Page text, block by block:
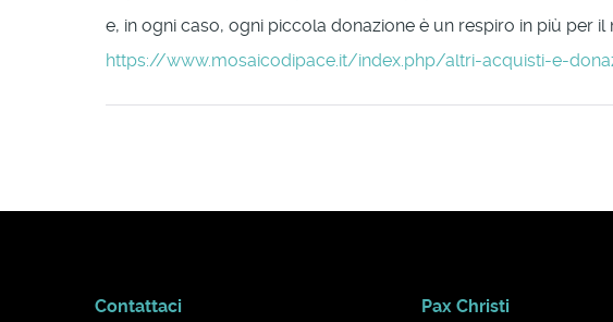
e, in ogni caso, ogni piccola donazione è un respiro in più per il
https://www.mosaicodipace.it/index.php/altri-acquisti-e-
Contattaci
Pax Christi